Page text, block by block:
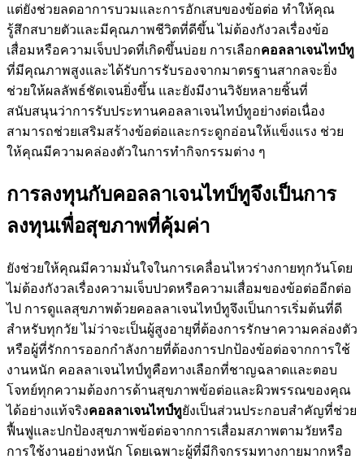
แต่ยังช่วยลดอาการบวมและการอักเสบของข้อต่อ ทำให้คุณ
รู้สึกสบายตัวและมีคุณภาพชีวิตที่ดีขึ้น ไม่ต้องกังวลเรื่องข้อ
เสื่อมหรือความเจ็บปวดที่เกิดขึ้นบ่อย การเลือกคอลลาเจนไทป์ทู
ที่มีคุณภาพสูงและได้รับการรับรองจากมาตรฐานสากลจะยิ่ง
ช่วยให้ผลลัพธ์ชัดเจนยิ่งขึ้น และยังมีงานวิจัยหลายชิ้นที่
สนับสนุนว่าการรับประทานคอลลาเจนไทป์ทูอย่างต่อเนื่อง
สามารถช่วยเสริมสร้างข้อต่อและกระดูกอ่อนให้แข็งแรง ช่วย
ให้คุณมีความคล่องตัวในการทำกิจกรรมต่าง ๆ
การลงทุนกับคอลลาเจนไทป์ทูจึงเป็นการ
ลงทุนเพื่อสุขภาพที่คุ้มค่า
ยังช่วยให้คุณมีความมั่นใจในการเคลื่อนไหวร่างกายทุกวันโดย
ไม่ต้องกังวลเรื่องความเจ็บปวดหรือความเสื่อมของข้อต่ออีกต่อ
ไป การดูแลสุขภาพด้วยคอลลาเจนไทป์ทูจึงเป็นการเริ่มต้นที่ดี
สำหรับทุกวัย ไม่ว่าจะเป็นผู้สูงอายุที่ต้องการรักษาความคล่องตัว
หรือผู้ที่รักการออกกำลังกายที่ต้องการปกป้องข้อต่อจากการใช้
งานหนัก คอลลาเจนไทป์ทูคือทางเลือกที่ชาญฉลาดและตอบ
โจทย์ทุกความต้องการด้านสุขภาพข้อต่อและผิวพรรณของคุณ
ได้อย่างแท้จริงคอลลาเจนไทป์ทูยังเป็นส่วนประกอบสำคัญที่ช่วย
ฟื้นฟูและปกป้องสุขภาพข้อต่อจากการเสื่อมสภาพตามวัยหรือ
การใช้งานอย่างหนัก โดยเฉพาะผู้ที่มีกิจกรรมทางกายมากหรือ